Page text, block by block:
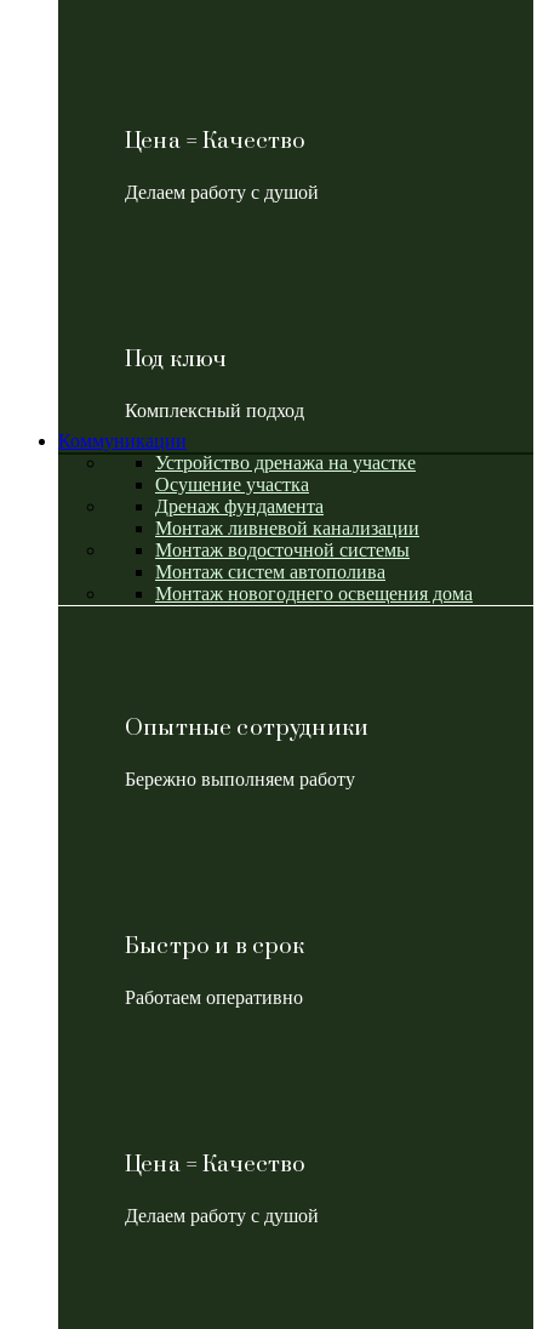
Цена = Качество
Делаем работу с душой
Под ключ
Комплексный подход
Коммуникации
Устройство дренажа на участке
Осушение участка
Дренаж фундамента
Монтаж ливневой канализации
Монтаж водосточной системы
Монтаж систем автополива
Монтаж новогоднего освещения дома
Опытные сотрудники
Бережно выполняем работу
Быстро и в срок
Работаем оперативно
Цена = Качество
Делаем работу с душой